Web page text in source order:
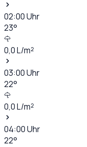
02:00Uhr
23°
0,0L/m²
03:00Uhr
22°
0,0L/m²
04:00Uhr
22°